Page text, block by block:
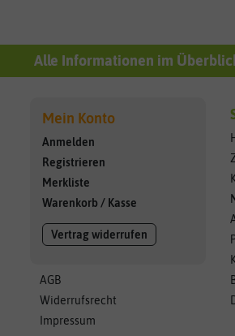
Alle Informationen im
Mein Konto
Anmelden
Registrieren
Merkliste
Warenkorb / Kasse
Vertrag widerrufen
AGB
Widerrufsrecht
Impressum